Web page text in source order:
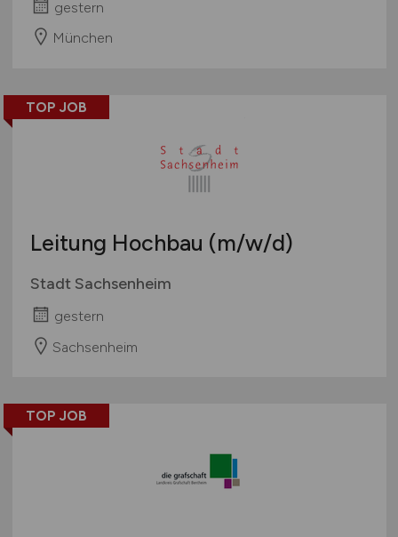
gestern
München
TOP JOB
Leitung Hochbau (m/w/d)
Stadt Sachsenheim
gestern
Sachsenheim
TOP JOB